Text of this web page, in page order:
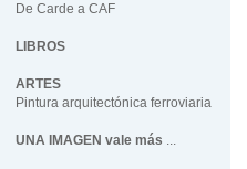
De Carde a CAF
LIBROS
ARTES
Pintura arquitectónica ferroviaria
UNA IMAGEN vale más ...